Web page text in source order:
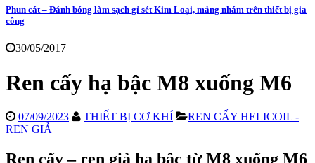
Phun cát – Đánh bóng làm sạch gỉ sét Kim Loại, mảng nhám trên thiết bị gia
công
30/05/2017
Ren cấy hạ bậc M8 xuống M6
07/09/2023 THIẾT BỊ CƠ KHÍ
REN CẤY HELICOIL -
REN GIẢ
Ren cấy – ren giả hạ bậc từ M8 xuống M6